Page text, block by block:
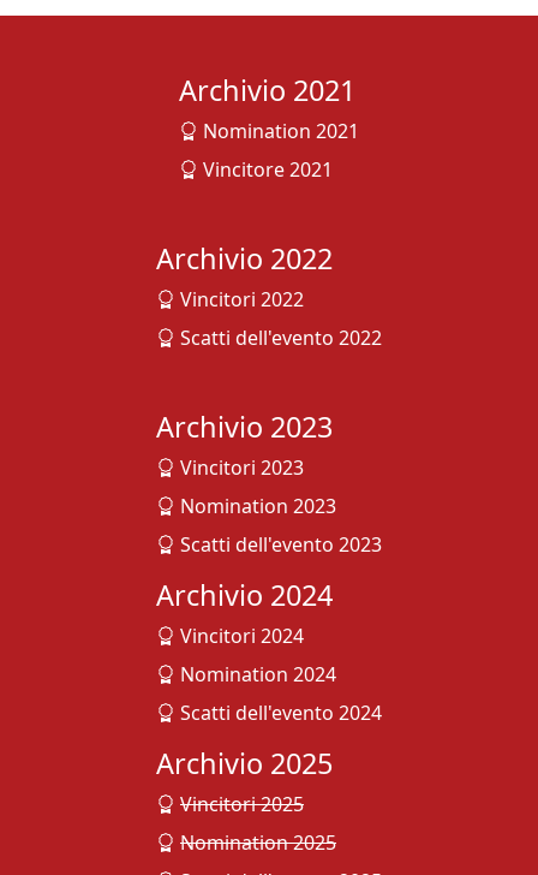
Archivio 2021
Nomination 2021
Vincitore 2021
Archivio 2022
Vincitori 2022
Scatti dell'evento 2022
Archivio 2023
Vincitori 2023
Nomination 2023
Scatti dell'evento 2023
Archivio 2024
Vincitori 2024
Nomination 2024
Scatti dell'evento 2024
Archivio 2025
Vincitori 2025
Nomination 2025